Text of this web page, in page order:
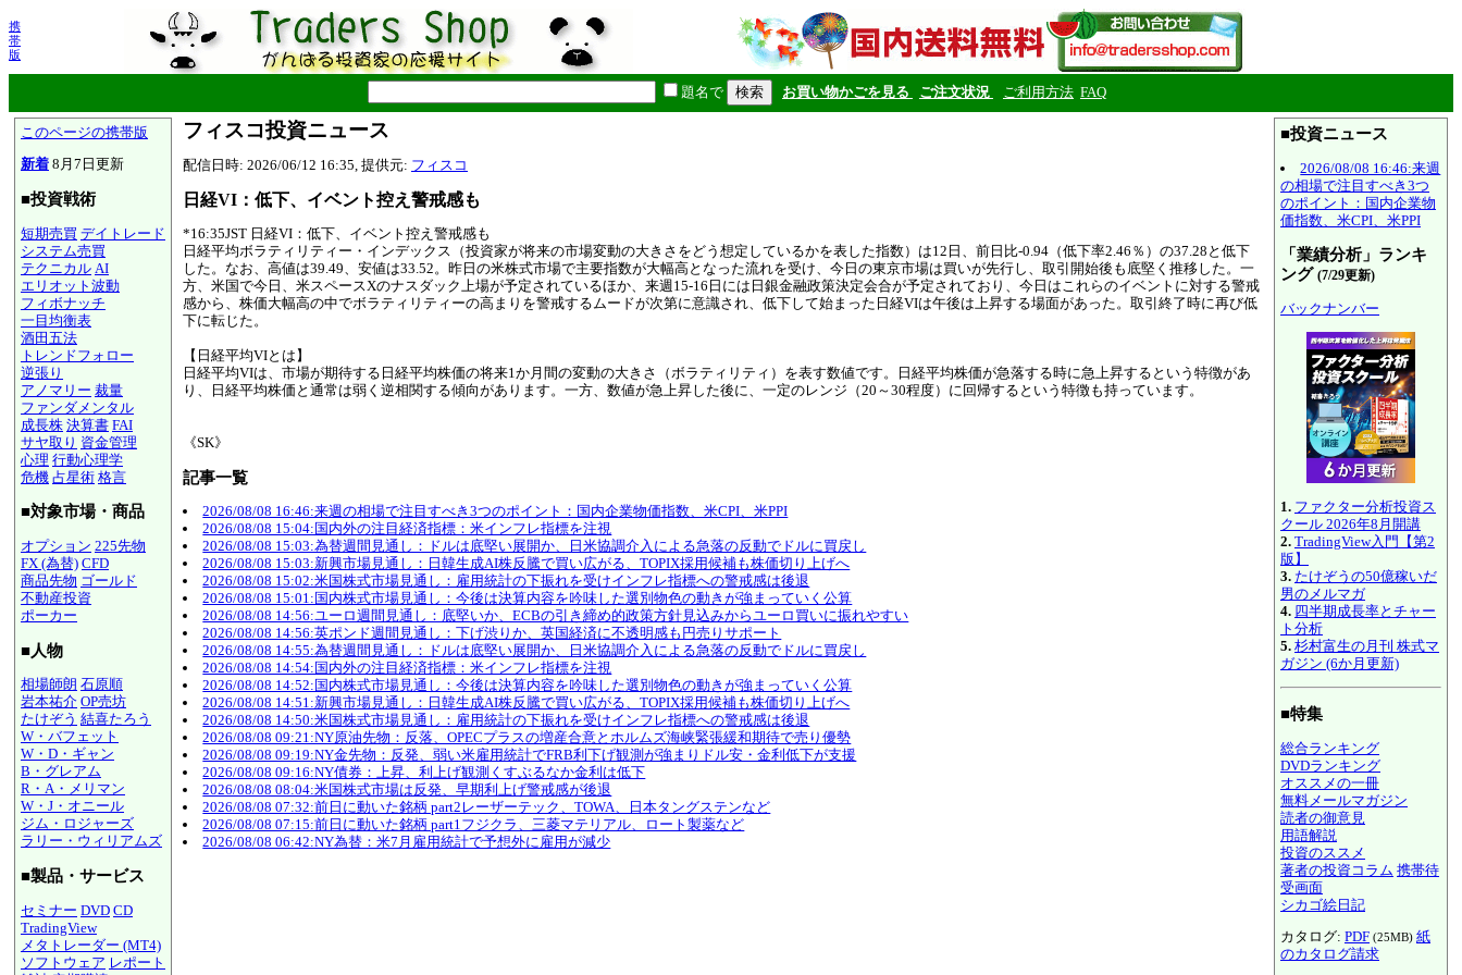
携
帯
版
題名で お買い物かごを見る ご注文状況 ご利用方法 FAQ
このページの携帯版
新着 8月7日更新
■投資戦術
短期売買 デイトレード
システム売買
テクニカル AI
エリオット波動
フィボナッチ
一目均衡表
酒田五法
トレンドフォロー
逆張り
アノマリー 裁量
ファンダメンタル
成長株 決算書 FAI
サヤ取り 資金管理
心理 行動心理学
危機 占星術 格言
■対象市場・商品
オプション 225先物
FX (為替) CFD
商品先物 ゴールド
不動産投資
ポーカー
■人物
相場師朗 石原順
岩本祐介 OP売坊
たけぞう 結喜たろう
W・バフェット
W・D・ギャン
B・グレアム
R・A・メリマン
W・J・オニール
ジム・ロジャーズ
ラリー・ウィリアムズ
■製品・サービス
セミナー DVD CD
TradingView
メタトレーダー (MT4)
ソフトウェア レポート
フィスコ投資ニュース
配信日時: 2026/06/12 16:35, 提供元: フィスコ
日経VI：低下、イベント控え警戒感も
*16:35JST 日経VI：低下、イベント控え警戒感も
日経平均ボラティリティー・インデックス（投資家が将来の市場変動の大きさをどう想定しているかを表した指数）は12日、前日比-0.94（低下率2.46％）の37.28と低下
した。なお、高値は39.49、安値は33.52。昨日の米株式市場で主要指数が大幅高となった流れを受け、今日の東京市場は買いが先行し、取引開始後も底堅く推移した。一
方、米国で今日、米スペースXのナスダック上場が予定されているほか、来週15-16日には日銀金融政策決定会合が予定されており、今日はこれらのイベントに対する警戒
感から、株価大幅高の中でボラティリティーの高まりを警戒するムードが次第に意識され、低下して始まった日経VIは午後は上昇する場面があった。取引終了時に再び低
下に転じた。
【日経平均VIとは】
日経平均VIは、市場が期待する日経平均株価の将来1か月間の変動の大きさ（ボラティリティ）を表す数値です。日経平均株価が急落する時に急上昇するという特徴があ
り、日経平均株価と通常は弱く逆相関する傾向があります。一方、数値が急上昇した後に、一定のレンジ（20～30程度）に回帰するという特徴も持っています。
《SK》
記事一覧
2026/08/08 16:46:来週の相場で注目すべき3つのポイント：国内企業物価指数、米CPI、米PPI
2026/08/08 15:04:国内外の注目経済指標：米インフレ指標を注視
2026/08/08 15:03:為替週間見通し：ドルは底堅い展開か、日米協調介入による急落の反動でドルに買戻し
2026/08/08 15:03:新興市場見通し：日韓生成AI株反騰で買い広がる、TOPIX採用候補も株価切り上げへ
2026/08/08 15:02:米国株式市場見通し：雇用統計の下振れを受けインフレ指標への警戒感は後退
2026/08/08 15:01:国内株式市場見通し：今後は決算内容を吟味した選別物色の動きが強まっていく公算
2026/08/08 14:56:ユーロ週間見通し：底堅いか、ECBの引き締め的政策方針見込みからユーロ買いに振れやすい
2026/08/08 14:56:英ポンド週間見通し：下げ渋りか、英国経済に不透明感も円売りサポート
2026/08/08 14:55:為替週間見通し：ドルは底堅い展開か、日米協調介入による急落の反動でドルに買戻し
2026/08/08 14:54:国内外の注目経済指標：米インフレ指標を注視
2026/08/08 14:52:国内株式市場見通し：今後は決算内容を吟味した選別物色の動きが強まっていく公算
2026/08/08 14:51:新興市場見通し：日韓生成AI株反騰で買い広がる、TOPIX採用候補も株価切り上げへ
2026/08/08 14:50:米国株式市場見通し：雇用統計の下振れを受けインフレ指標への警戒感は後退
2026/08/08 09:21:NY原油先物：反落、OPECプラスの増産合意とホルムズ海峡緊張緩和期待で売り優勢
2026/08/08 09:19:NY金先物：反発、弱い米雇用統計でFRB利下げ観測が強まりドル安・金利低下が支援
2026/08/08 09:16:NY債券：上昇、利上げ観測くすぶるなか金利は低下
2026/08/08 08:04:米国株式市場は反発、早期利上げ警戒感が後退
2026/08/08 07:32:前日に動いた銘柄 part2レーザーテック、TOWA、日本タングステンなど
2026/08/08 07:15:前日に動いた銘柄 part1フジクラ、三菱マテリアル、ロート製薬など
2026/08/08 06:42:NY為替：米7月雇用統計で予想外に雇用が減少
■投資ニュース
2026/08/08 16:46:来週
の相場で注目すべき3つ
のポイント：国内企業物
価指数、米CPI、米PPI
「業績分析」ランキ
ング (7/29更新)
バックナンバー
1. ファクター分析投資ス
クール 2026年8月開講
2. TradingView入門【第2
版】
3. たけぞうの50億稼いだ
男のメルマガ
4. 四半期成長率とチャー
ト分析
5. 杉村富生の月刊 株式マ
ガジン (6か月更新)
■特集
総合ランキング
DVDランキング
オススメの一冊
無料メールマガジン
読者の御意見
用語解説
投資のススメ
著者の投資コラム 携帯待
受画面
シカゴ絵日記
カタログ: PDF (25MB) 紙
のカタログ請求